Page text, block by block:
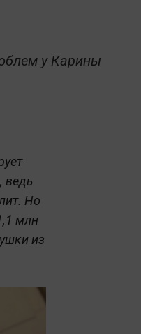
у Карины
ведь
Но
млн
из